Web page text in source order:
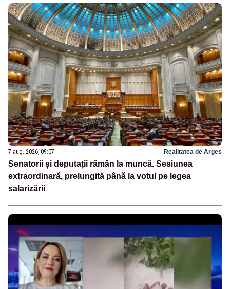
7 aug. 2026, 09:07 Realitatea de Arges
Senatorii și deputații rămân la muncă. Sesiunea
extraordinară, prelungită până la votul pe legea
salarizării